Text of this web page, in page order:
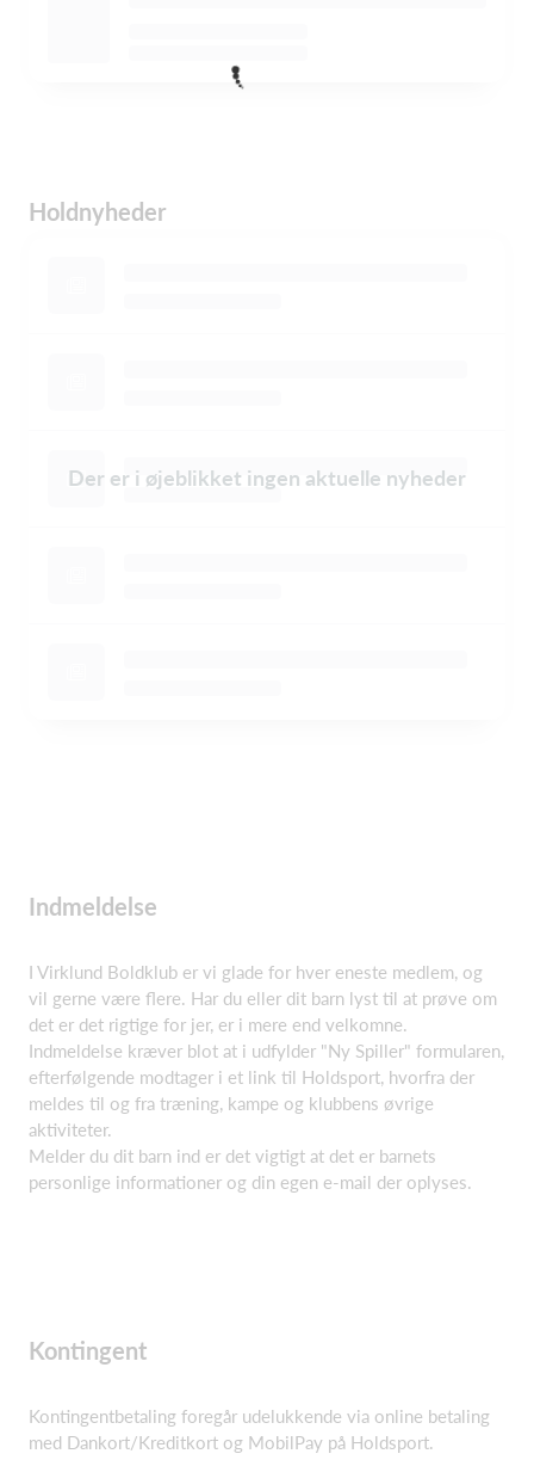
Holdnyheder
Der er i øjeblikket ingen aktuelle nyheder
Indmeldelse
I Virklund Boldklub er vi glade for hver eneste medlem, og
vil gerne være flere. Har du eller dit barn lyst til at prøve om
det er det rigtige for jer, er i mere end velkomne.
Indmeldelse kræver blot at i udfylder "Ny Spiller" formularen,
efterfølgende modtager i et link til Holdsport, hvorfra der
meldes til og fra træning, kampe og klubbens øvrige
aktiviteter.
Melder du dit barn ind er det vigtigt at det er barnets
personlige informationer og din egen e-mail der oplyses.
Kontingent
Kontingentbetaling foregår udelukkende via online betaling
med Dankort/Kreditkort og MobilPay på Holdsport.